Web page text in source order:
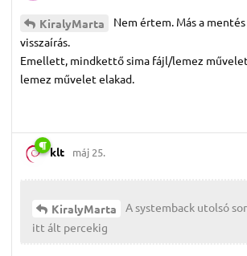
KiralyMarta
Nem értem. Más a mentés
visszaírás.
Emellett, mindkettő sima fájl/lemez
lemez művelet elakad.
klt máj 25.
KiralyMarta
A systemback utolsó
itt ált percekig